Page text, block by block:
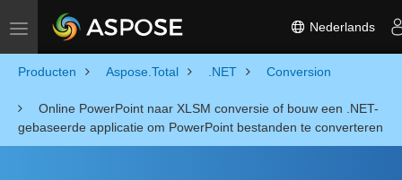
Toggle navigation Nederlands
Producten Aspose.Total .NET Conversion
Online PowerPoint naar XLSM conversie of bouw een .NET-
gebaseerde applicatie om PowerPoint bestanden te converteren